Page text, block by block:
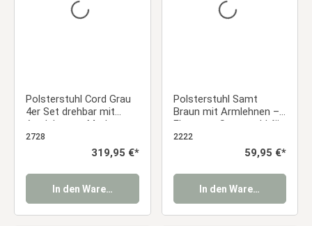
Polsterstuhl Cord Grau
4er Set drehbar mit
Armlehnen – Moderne
Esszimmerstühle
2728
Regulärer Preis:
319,95 €*
In den Warenkorb
Polsterstuhl Samt
Braun mit Armlehnen –
Eleganter Samtstuhl für
Esszimmer, Küche &
2222
Regulärer Preis:
59,95 €*
In den Warenkorb